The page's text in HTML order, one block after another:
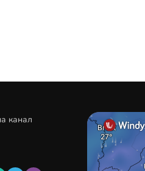
канал